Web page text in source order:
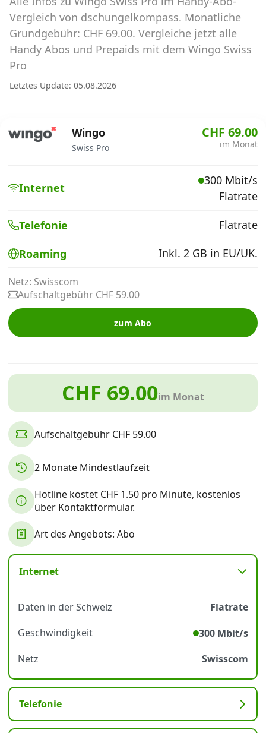
Abos für Tablets, Hotspots und Smart
Watches
Tarifrechner Handy-Abo
Alle Anbieter
Mobilfunknetz Schweiz
Handy-Abo kündigen oder
Internet, TV, Telefon
Aktionen
News
Forum
Über uns
Datenschutz
Vergleich von dschungelkompass. Monatliche
Grundgebühr: CHF 69.00. Vergleiche jetzt alle
Handy Abos und Prepaids mit dem Wingo Swiss
Pro
Letztes Update: 05.08.2026
Wingo
Swiss Pro
CHF 69.00
im Monat
Internet
300 Mbit/s
Flatrate
Telefonie Flatrate
Roaming Inkl. 2 GB in EU/UK.
Netz: Swisscom
Aufschaltgebühr CHF 59.00
zum Abo
CHF 69.00im Monat
Aufschaltgebühr CHF 59.00
2 Monate Mindestlaufzeit
Hotline kostet CHF 1.50 pro Minute, kostenlos
über Kontaktformular.
Art des Angebots: Abo
Internet
Daten in der Schweiz
Flatrate
Geschwindigkeit
300 Mbit/s
Netz
Swisscom
Telefonie